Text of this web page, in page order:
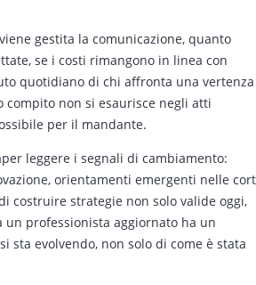
gestita la comunicazione, quanto
se i costi rimangono in linea con
quotidiano di chi affronta una vertenza
non si esaurisce negli atti
per il mandante.
leggere i segnali di cambiamento:
orientamenti emergenti nelle
costruire strategie non solo valide oggi,
professionista aggiornato ha un
sta evolvendo, non solo di come è stata